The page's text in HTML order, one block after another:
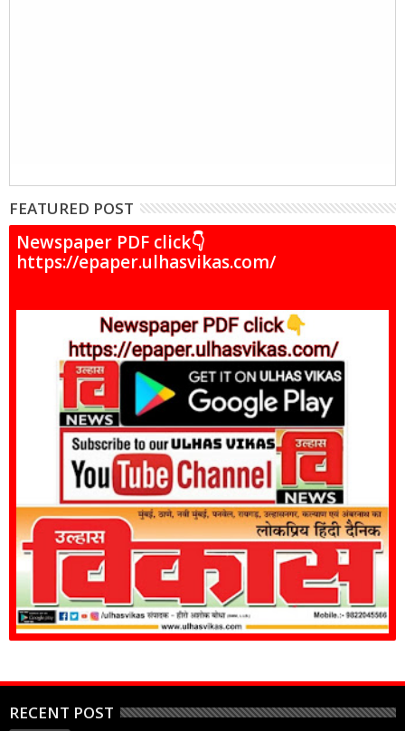
FEATURED POST
Newspaper PDF click👇
https://epaper.ulhasvikas.com/
RECENT POST